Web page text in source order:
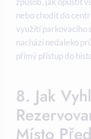
nebo chodit do
využití parkovacího
nachází nedaleko
přímý přístup do
8. Jak
Místo